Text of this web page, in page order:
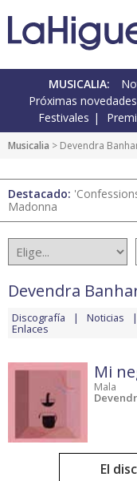
MUSICALIA:
Próximas novedades
Festivales
Musicalia > Devendra
Destacado:
Madonna
Devendra
Discografía Noticias
Enlaces
Mi
Mala
El